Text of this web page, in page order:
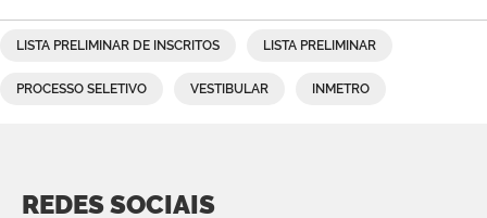
LISTA PRELIMINAR DE INSCRITOS LISTA PRELIMINAR
PROCESSO SELETIVO VESTIBULAR INMETRO
REDES SOCIAIS